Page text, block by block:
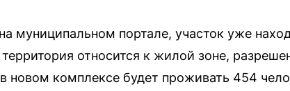
муниципальном портале, участок уже
относится к жилой зоне,
новом комплексе будет проживать 454